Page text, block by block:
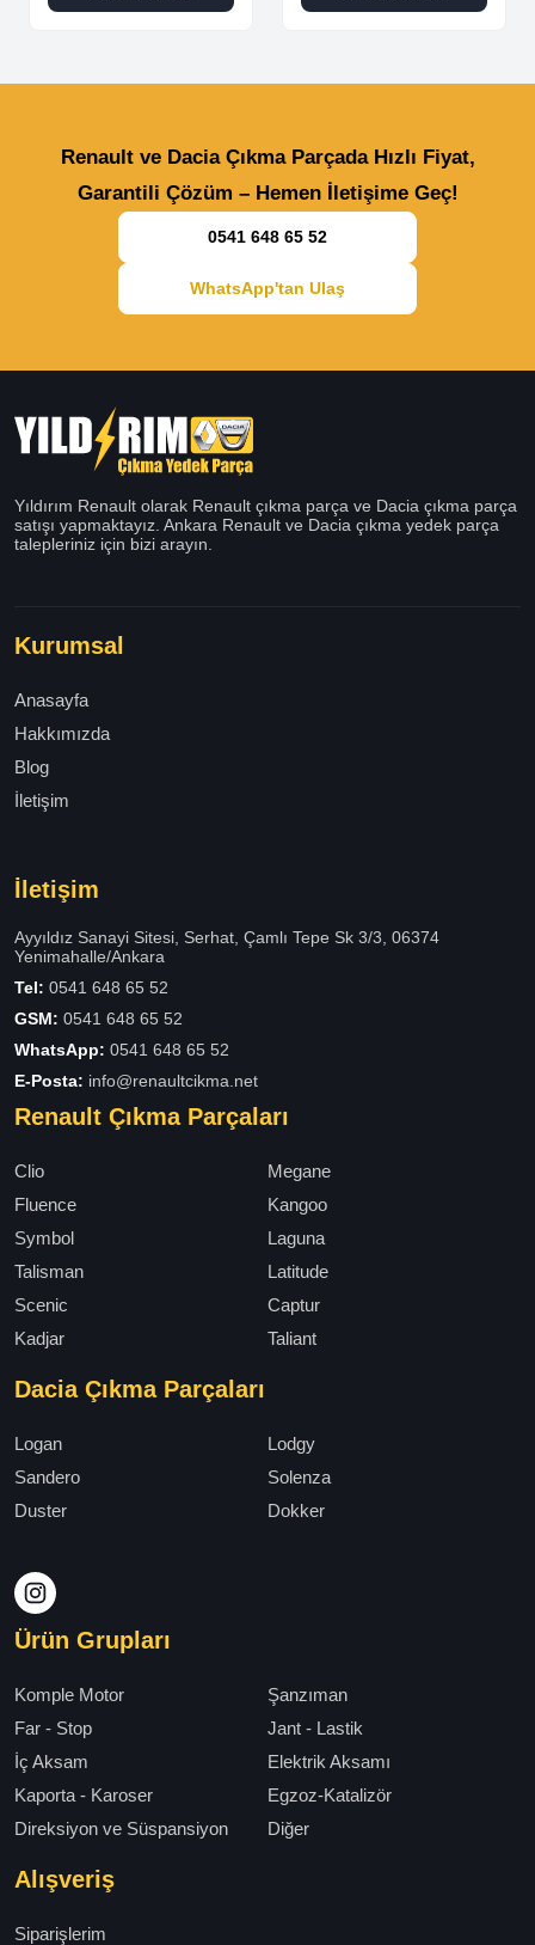
Renault ve Dacia Çıkma Parçada Hızlı Fiyat,
Garantili Çözüm – Hemen İletişime Geç!
0541 648 65 52
WhatsApp'tan Ulaş
Yıldırım Renault olarak Renault çıkma parça ve Dacia çıkma parça
satışı yapmaktayız. Ankara Renault ve Dacia çıkma yedek parça
talepleriniz için bizi arayın.
Kurumsal
Anasayfa
Hakkımızda
Blog
İletişim
İletişim
Ayyıldız Sanayi Sitesi, Serhat, Çamlı Tepe Sk 3/3, 06374
Yenimahalle/Ankara
Tel: 0541 648 65 52
GSM: 0541 648 65 52
WhatsApp: 0541 648 65 52
E-Posta: info@renaultcikma.net
Renault Çıkma Parçaları
Clio
Megane
Fluence
Kangoo
Symbol
Laguna
Talisman
Latitude
Scenic
Captur
Kadjar
Taliant
Dacia Çıkma Parçaları
Logan
Lodgy
Sandero
Solenza
Duster
Dokker
Ürün Grupları
Komple Motor
Şanzıman
Far - Stop
Jant - Lastik
İç Aksam
Elektrik Aksamı
Kaporta - Karoser
Egzoz-Katalizör
Direksiyon ve Süspansiyon
Diğer
Alışveriş
Siparişlerim